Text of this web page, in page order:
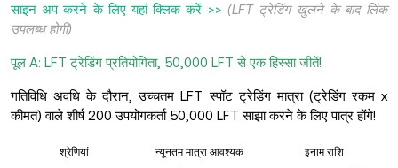
साइन अप करने के लिए यहां क्लिक करें >> (LFT ट्रेडिंग खुलने के बाद लिंक
उपलब्ध होगी)
पूल A: LFT ट्रेडिंग प्रतियोगिता, 50,000 LFT से एक हिस्सा जीतें!
गतिविधि अवधि के दौरान, उच्चतम LFT स्पॉट ट्रेडिंग मात्रा (ट्रेडिंग रकम x
कीमत) वाले शीर्ष 200 उपयोगकर्ता 50,000 LFT साझा करने के लिए पात्र होंगे!
श्रेणियां न्यूनतम मात्रा आवश्यक
इनाम राशि